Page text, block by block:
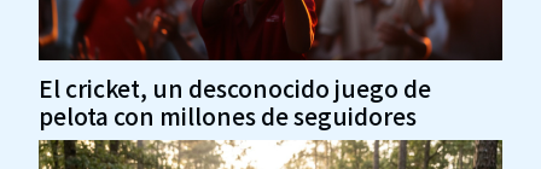
El cricket, un desconocido juego de
pelota con millones de seguidores